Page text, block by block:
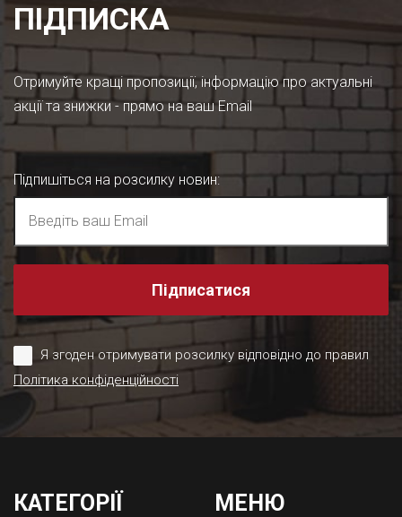
ПІДПИСКА
Отримуйте кращі пропозиції, інформацію про актуальні
акції та знижки - прямо на ваш Email
Підпишіться на розсилку новин:
Підписатися
Я згоден отримувати розсилку відповідно до правил
Політика конфіденційності
КАТЕГОРІЇ МЕНЮ